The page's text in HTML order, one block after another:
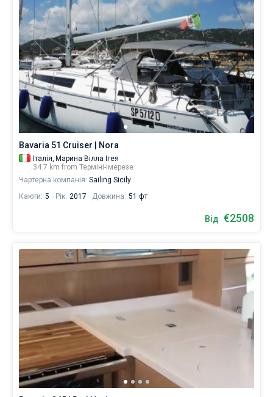
Bavaria 51 Cruiser | Nora
Італія, Марина Вілла Ігея
34.7 km from Терміні-Імерезе
Чартерна компанія: Sailing Sicily
Каюти: 5 Рік: 2017 Довжина: 51 фт
Від €2508